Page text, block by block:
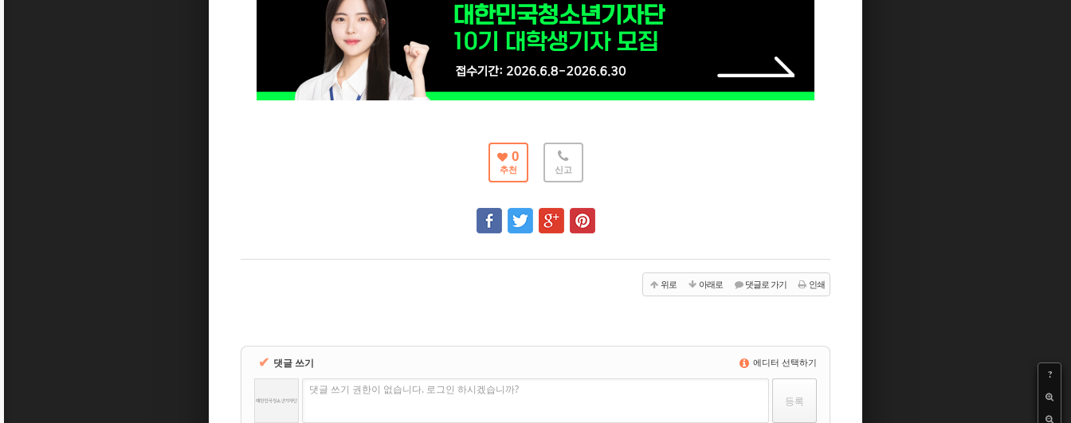
?
0
추천 신고
위로 아래로 댓글로 가기 인쇄
✔ 댓글 쓰기 에디터 선택하기
댓글 쓰기 권한이 없습니다. 로그인 하시겠습니까?